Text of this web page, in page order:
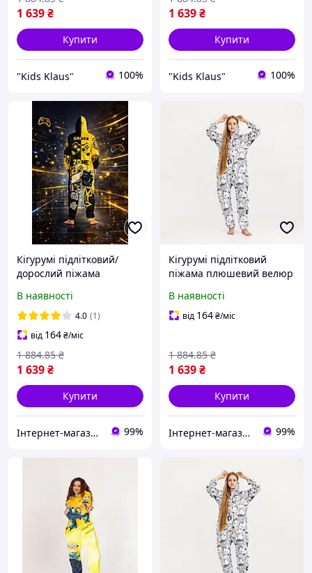
1 639₴
Купити
"Kids Klaus" 100%
1 639₴
Купити
"Kids Klaus" 100%
Кігурумі підлітковий/
дорослий піжама
GAME ZONE на зріст 158
см
В наявності
4.0 (1)
від 164₴/міс
1 639₴
1 884.85 ₴
Купити
Інтернет-магазин «Світ іграшок» 99%
Кігурумі підлітковий
піжама плюшевий велюр
зріст 170 см
В наявності
від 164₴/міс
1 639₴
1 884.85 ₴
Купити
Інтернет-магазин «Світ іграшок» 99%